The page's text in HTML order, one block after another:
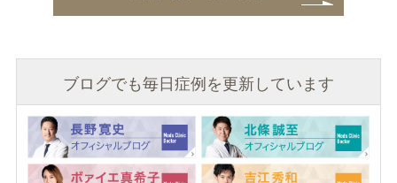
ブログでも毎日症例を更新しています